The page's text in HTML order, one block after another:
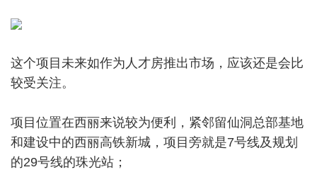
这个项目未来如作为人才房推出市场，应该还是会比
较受关注。
项目位置在西丽来说较为便利，紧邻留仙洞总部基地
和建设中的西丽高铁新城，项目旁就是7号线及规划
的29号线的珠光站；